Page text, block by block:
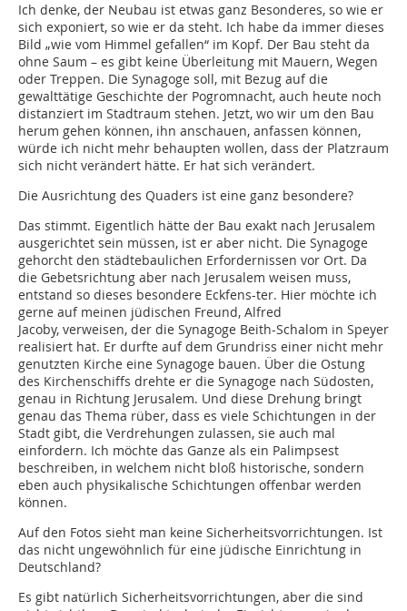
Ich denke, der Neubau ist etwas ganz Besonderes, so wie er
sich exponiert, so wie er da steht. Ich habe da immer dieses
Bild „wie vom Himmel gefallen“ im Kopf. Der Bau steht da
ohne Saum – es gibt keine Überleitung mit Mauern, Wegen
oder Treppen. Die Synagoge soll, mit Bezug auf die
gewalttätige Geschichte der Pogromnacht, auch heute noch
distanziert im Stadtraum stehen. Jetzt, wo wir um den Bau
herum gehen können, ihn anschauen, anfassen können,
würde ich nicht mehr behaupten wollen, dass der Platzraum
sich nicht verändert hätte. Er hat sich verändert.
Die Ausrichtung des Quaders ist eine ganz besondere?
Das stimmt. Eigentlich hätte der Bau exakt nach Jerusalem
ausgerichtet sein müssen, ist er aber nicht. Die Synagoge
gehorcht den städtebaulichen Erfordernissen vor Ort. Da
die Gebetsrichtung aber nach Jerusalem weisen muss,
entstand so dieses besondere Eckfens-ter. Hier möchte ich
gerne auf meinen jüdischen Freund, Alfred
Jacoby, verweisen, der die Synagoge Beith-Schalom in Speyer
realisiert hat. Er durfte auf dem Grundriss einer nicht mehr
genutzten Kirche eine Synagoge bauen. Über die Ostung
des Kirchenschiffs drehte er die Synagoge nach Südosten,
genau in Richtung Jerusalem. Und diese Drehung bringt
genau das Thema rüber, dass es viele Schichtungen in der
Stadt gibt, die Verdrehungen zulassen, sie auch mal
einfordern. Ich möchte das Ganze als ein Palimpsest
beschreiben, in welchem nicht bloß historische, sondern
eben auch physikalische Schichtungen offenbar werden
können.
Auf den Fotos sieht man keine Sicherheitsvorrichtungen. Ist
das nicht ungewöhnlich für eine jüdische Einrichtung in
Deutschland?
Es gibt natürlich Sicherheitsvorrichtungen, aber die sind